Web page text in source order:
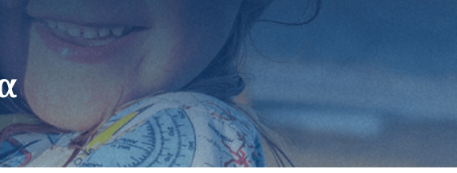
Συμμαχία Σπάνιων Παθήσεων
Συμβούλιο Εθελοντισμού
Συνδέσμων Ασθενών Κύπρου
Φωτογραφικό Αρχείο
Βίντεο
Ραδιοφωνικές Διαφημίσεις
Διαφημίσεις / Φυλλάδια
Τα Τραγούδια
ΓΙΝΟΜΑΙ
Περισσότερα
ΑΓΟΡΑΖΩ
ΠΡΟΙΟΝΤΑ
Περισσότερα